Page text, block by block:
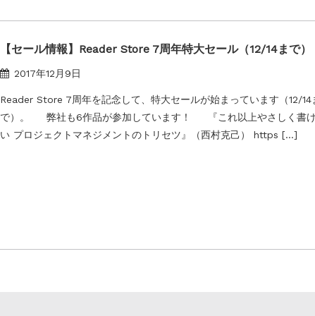
【セール情報】Reader Store 7周年特大セール（12/14まで）
2017年12月9日
Reader Store 7周年を記念して、特大セールが始まっています（12/14
で）。 弊社も6作品が参加しています！ 『これ以上やさしく書
い プロジェクトマネジメントのトリセツ』（西村克己） https […]